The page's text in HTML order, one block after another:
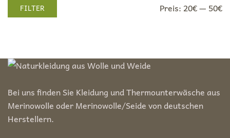
Min.
Max.FILTER Preis: 20€— 50€
Bei uns finden Sie Kleidung und Thermounterwäsche aus
Merinowolle oder Merinowolle/Seide von deutschen
Herstellern.